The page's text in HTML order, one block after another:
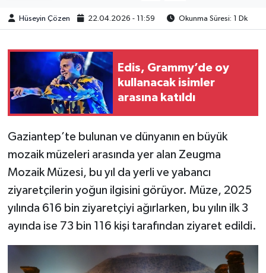
Hüseyin Çözen 22.04.2026 - 11:59 Okunma Süresi: 1 Dk
Edis, Grammy’de oy
kullanacak isimler
arasına katıldı
Gaziantep’te bulunan ve dünyanın en büyük
mozaik müzeleri arasında yer alan Zeugma
Mozaik Müzesi, bu yıl da yerli ve yabancı
ziyaretçilerin yoğun ilgisini görüyor. Müze, 2025
yılında 616 bin ziyaretçiyi ağırlarken, bu yılın ilk 3
ayında ise 73 bin 116 kişi tarafından ziyaret edildi.